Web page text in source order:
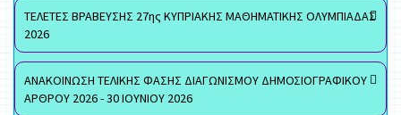
ΤΕΛΕΤΕΣ ΒΡΑΒΕΥΣΗΣ 27ης ΚΥΠΡΙΑΚΗΣ ΜΑΘΗΜΑΤΙΚΗΣ ΟΛΥΜΠΙΑΔΑΣ
2026
ΑΝΑΚΟΙΝΩΣΗ ΤΕΛΙΚΗΣ ΦΑΣΗΣ ΔΙΑΓΩΝΙΣΜΟΥ ΔΗΜΟΣΙΟΓΡΑΦΙΚΟΥ
ΑΡΘΡΟΥ 2026 - 30 ΙΟΥΝΙΟΥ 2026